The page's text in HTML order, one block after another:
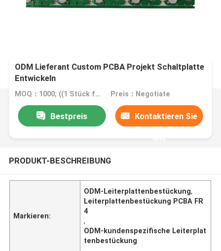
ODM Lieferant Custom PCBA Projekt Schaltplatte
Entwickeln
MOQ：1000; ((1 Stück für die Probe) Preis：Negotiate
Bestpreis Kontaktieren Sie
uns
PRODUKT-BESCHREIBUNG
Markieren:
ODM-Leiterplattenbestückung,
Leiterplattenbestückung PCBA FR
4
,
ODM-kundenspezifische Leiterplat
tenbestückung